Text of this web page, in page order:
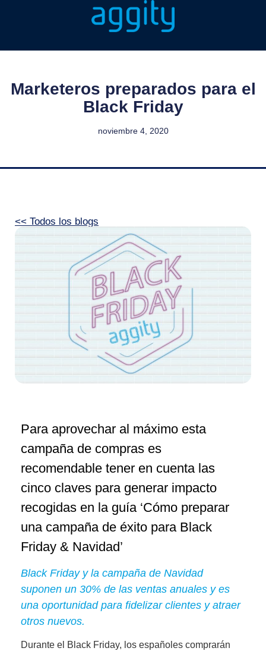
Marketeros preparados para el
Black Friday
noviembre 4, 2020
<< Todos los blogs
Para aprovechar al máximo esta
campaña de compras es
recomendable tener en cuenta las
cinco claves para generar impacto
recogidas en la guía ‘Cómo preparar
una campaña de éxito para Black
Friday & Navidad’
Black Friday y la campaña de Navidad
suponen un 30% de las ventas anuales y es
una oportunidad para fidelizar clientes y atraer
otros nuevos.
Durante el Black Friday, los españoles comprarán